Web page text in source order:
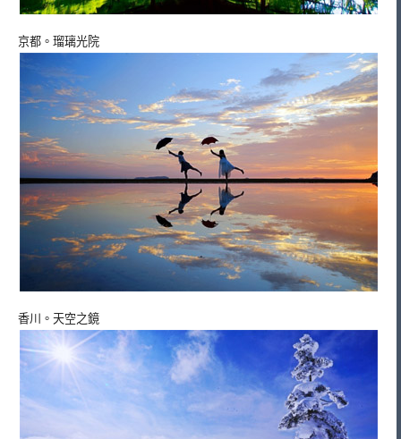
京都。瑠璃光院
香川。天空之鏡